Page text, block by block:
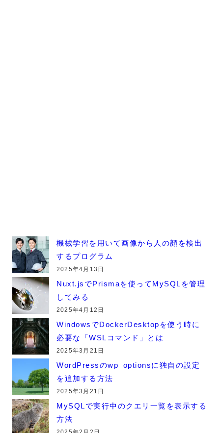
機械学習を用いて画像から人の顔を検出
するプログラム
2025年4月13日
Nuxt.jsでPrismaを使ってMySQLを管理
してみる
2025年4月12日
WindowsでDockerDesktopを使う時に
必要な「WSLコマンド」とは
2025年3月21日
WordPressのwp_optionsに独自の設定
を追加する方法
2025年3月21日
MySQLで実行中のクエリ一覧を表示する
方法